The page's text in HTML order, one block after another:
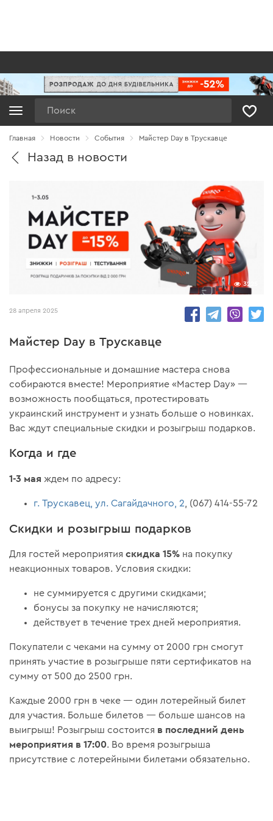
Главная Новости Cобытия Майстер Day в Трускавце
Назад в новости
3225
28 апреля 2025
Майстер Day в Трускавце
Профессиональные и домашние мастера снова
собираются вместе! Мероприятие «Мастер Day» —
возможность пообщаться, протестировать
украинский инструмент и узнать больше о новинках.
Вас ждут специальные скидки и розыгрыш подарков.
Когда и где
1-3 маяждем по адресу:
г. Трускавец, ул. Сагайдачного, 2 , (067) 414-55-72
Скидки и розыгрыш подарков
Для гостей мероприятияскидка 15% на покупку
неакционных товаров. Условия скидки:
не суммируется с другими скидками;
бонусы за покупку не начисляются;
действует в течение трех дней мероприятия.
Покупатели с чеками на сумму от 2000 грн смогут
принять участие в розыгрыше пяти сертификатов на
сумму от 500 до 2500 грн.
Каждые 2000 грн в чеке — один лотерейный билет
для участия. Больше билетов — больше шансов на
выигрыш! Розыгрыш состоится в последний день
мероприятия в 17:00. Во время розыгрыша
присутствие с лотерейными билетами обязательно.